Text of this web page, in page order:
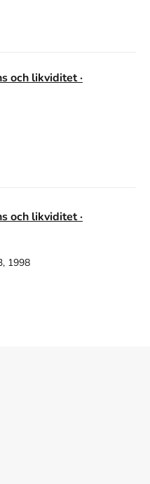
och likviditet ·
och likviditet ·
1998